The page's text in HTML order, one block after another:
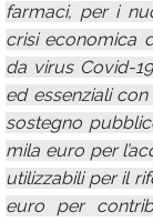
farmaci, per i
crisi economica
da virus Covid-
ed essenziali
sostegno
mila euro per
utilizzabili per il
euro per